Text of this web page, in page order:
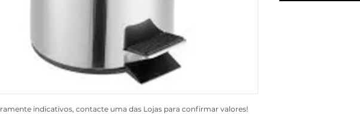
indicativos, contacte uma das Lojas para confirmar valores!